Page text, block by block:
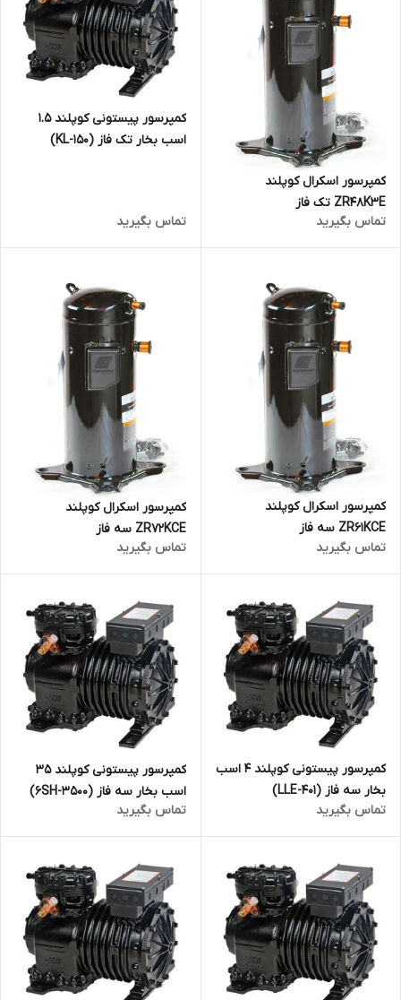
کمپرسور اسکرال کوپلند
ZR48K3E تک فاز
تماس بگیرید
کمپرسور پیستونی کوپلند 1.5
اسب بخار تک فاز (KL-150)
تماس بگیرید
کمپرسور اسکرال کوپلند
ZR61KCE سه فاز
تماس بگیرید
کمپرسور اسکرال کوپلند
ZR72KCE سه فاز
تماس بگیرید
کمپرسور پیستونی کوپلند 4 اسب
بخار سه فاز (LLE-401)
تماس بگیرید
کمپرسور پیستونی کوپلند 35
اسب بخار سه فاز (6SH-3500)
تماس بگیرید